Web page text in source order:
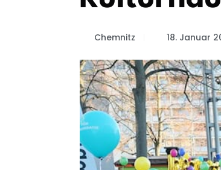
Chemnitz 18. Januar